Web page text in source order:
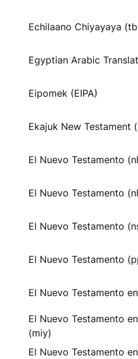
Echilaano Chiyayaya
Egyptian Arabic
Eipomek (EIPA)
Ekajuk New Testament
El Nuevo Testamento
El Nuevo Testamento
El Nuevo Testamento
El Nuevo Testamento
El Nuevo Testamento
El Nuevo Testamento
(miy)
El Nuevo Testamento